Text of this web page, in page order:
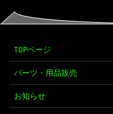
TOPページ
パーツ・用品販売
お知らせ